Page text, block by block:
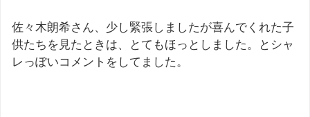
佐々木朗希さん、少し緊張しましたが喜んでくれた子
供たちを見たときは、とてもほっとしました。とシャ
レっぽいコメントをしてました。